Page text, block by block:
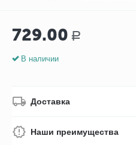
729.00 Р
В наличии
Доставка
Наши преимущества